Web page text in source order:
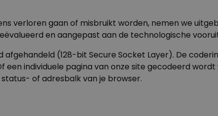
verloren gaan of misbruikt worden, nemen we
en aangepast aan de technologische
(128-bit Secure Socket Layer). De
individuele pagina van onze site gecodeerd
of adresbalk van je browser.